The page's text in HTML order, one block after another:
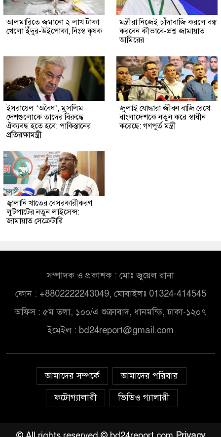
আলমারিতে জমানো ২ লাখ টাকা
খেলো ইঁদুর-উইপোকা, নিঃস্ব কৃষক
মন্ত্রীরা নিজেই চাঁদাবাজি করলে বন্ধ
করবেন কীভাবে-প্রশ্ন জামায়াত
আমিরের
ইসরায়েল ‘অবৈধ’, মুসলিম
দেশগুলোকে তাদের বিরুদ্ধে
ঐক্যবদ্ধ হতে হবে: পাকিস্তানের
প্রতিরক্ষামন্ত্রী
জুলাই যোদ্ধারা জীবন বাজি রেখে
বাংলাদেশকে নতুন করে স্বাধীন
করেছে: গণপূর্ত মন্ত্রী
জ্বালানি খাতের বেসরকারীকরণ
লুটপাটের নতুন লাইসেন্স:
জামায়াত সেক্রেটারি
সম্পাদক ও প্রকাশক : মোঃ জুয়েল রানা
ফোন : +8802222243049, মোবাইলঃ 01324-414545
অফিস : ৫ম তলা, ১০০/এ শুক্রাবাদ, ধানমন্ডি, ঢাকা-১২০৭
ইমেইল : bd24report@gmail.com
আমাদের সম্পর্কে
আমাদের পরিবার
ফটোগ্যালারী
ভিডিও গ্যালারী